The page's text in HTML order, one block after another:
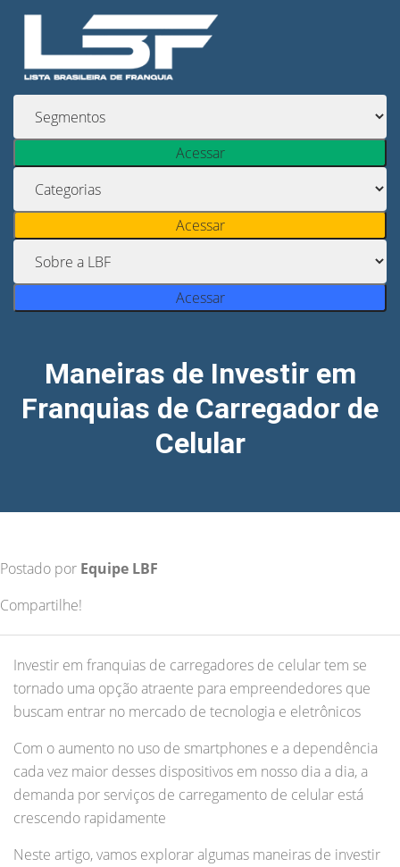
Acessar
Acessar
Acessar
Maneiras de Investir em
Franquias de Carregador de
Celular
Postado por Equipe LBF
Compartilhe!
Investir em franquias de carregadores de celular tem se
tornado uma opção atraente para empreendedores que
buscam entrar no mercado de tecnologia e eletrônicos
Com o aumento no uso de smartphones e a dependência
cada vez maior desses dispositivos em nosso dia a dia, a
demanda por serviços de carregamento de celular está
crescendo rapidamente
Neste artigo, vamos explorar algumas maneiras de investir